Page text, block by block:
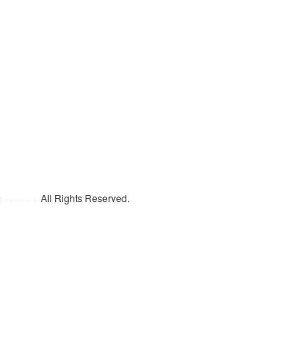
All Rights Reserved.